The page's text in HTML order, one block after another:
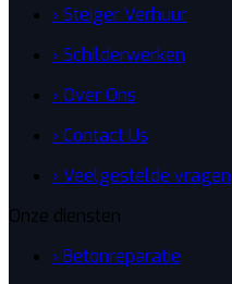
› Steiger Verhuur
› Schilderwerken
› Over Ons
› Contact Us
› Veelgestelde vragen
Onze diensten
› Betonreparatie